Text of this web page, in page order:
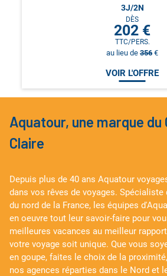
3J/2N
DÈS
202 €
TTC/PERS.
au lieu de 356 €
VOIR L'OFFRE
Aquatour, une marque du
Claire
Depuis plus de 40 ans Aquatour
dans vos rêves de voyages. Spécialiste
du nord de la France, les équipes
en oeuvre tout leur savoir-faire pour
meilleures vacances au meilleur
votre voyage soit unique. Que vous
en goupe, faites le choix de la
nos agences réparties dans le Nord et